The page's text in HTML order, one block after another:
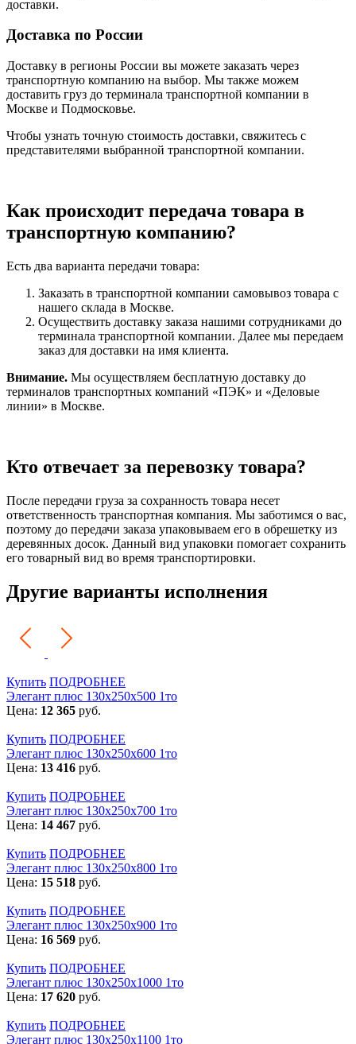
доставки.
Доставка по России
Доставку в регионы России вы можете заказать через
транспортную компанию на выбор. Мы также можем
доставить груз до терминала транспортной компании в
Москве и Подмосковье.
Чтобы узнать точную стоимость доставки, свяжитесь с
представителями выбранной транспортной компании.
Как происходит передача товара в
транспортную компанию?
Есть два варианта передачи товара:
Заказать в транспортной компании самовывоз товара с
нашего склада в Москве.
Осуществить доставку заказа нашими сотрудниками до
терминала транспортной компании. Далее мы передаем
заказ для доставки на имя клиента.
Внимание. Мы осуществляем бесплатную доставку до
терминалов транспортных компаний «ПЭК» и «Деловые
линии» в Москве.
Кто отвечает за перевозку товара?
После передачи груза за сохранность товара несет
ответственность транспортная компания. Мы заботимся о вас,
поэтому до передачи заказа упаковываем его в обрешетку из
деревянных досок. Данный вид упаковки помогает сохранить
его товарный вид во время транспортировки.
Другие варианты исполнения
Купить ПОДРОБНЕЕ
Элегант плюс 130x250x500 1то
Цена: 12 365 руб.
Купить ПОДРОБНЕЕ
Элегант плюс 130x250x600 1то
Цена: 13 416 руб.
Купить ПОДРОБНЕЕ
Элегант плюс 130x250x700 1то
Цена: 14 467 руб.
Купить ПОДРОБНЕЕ
Элегант плюс 130x250x800 1то
Цена: 15 518 руб.
Купить ПОДРОБНЕЕ
Элегант плюс 130x250x900 1то
Цена: 16 569 руб.
Купить ПОДРОБНЕЕ
Элегант плюс 130x250x1000 1то
Цена: 17 620 руб.
Купить ПОДРОБНЕЕ
Элегант плюс 130x250x1100 1то